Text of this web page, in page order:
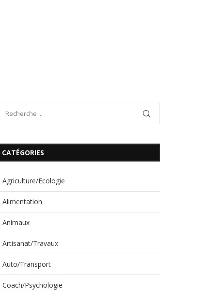
CATÉGORIES
Agriculture/Ecologie
Alimentation
Animaux
Artisanat/Travaux
Auto/Transport
Coach/Psychologie